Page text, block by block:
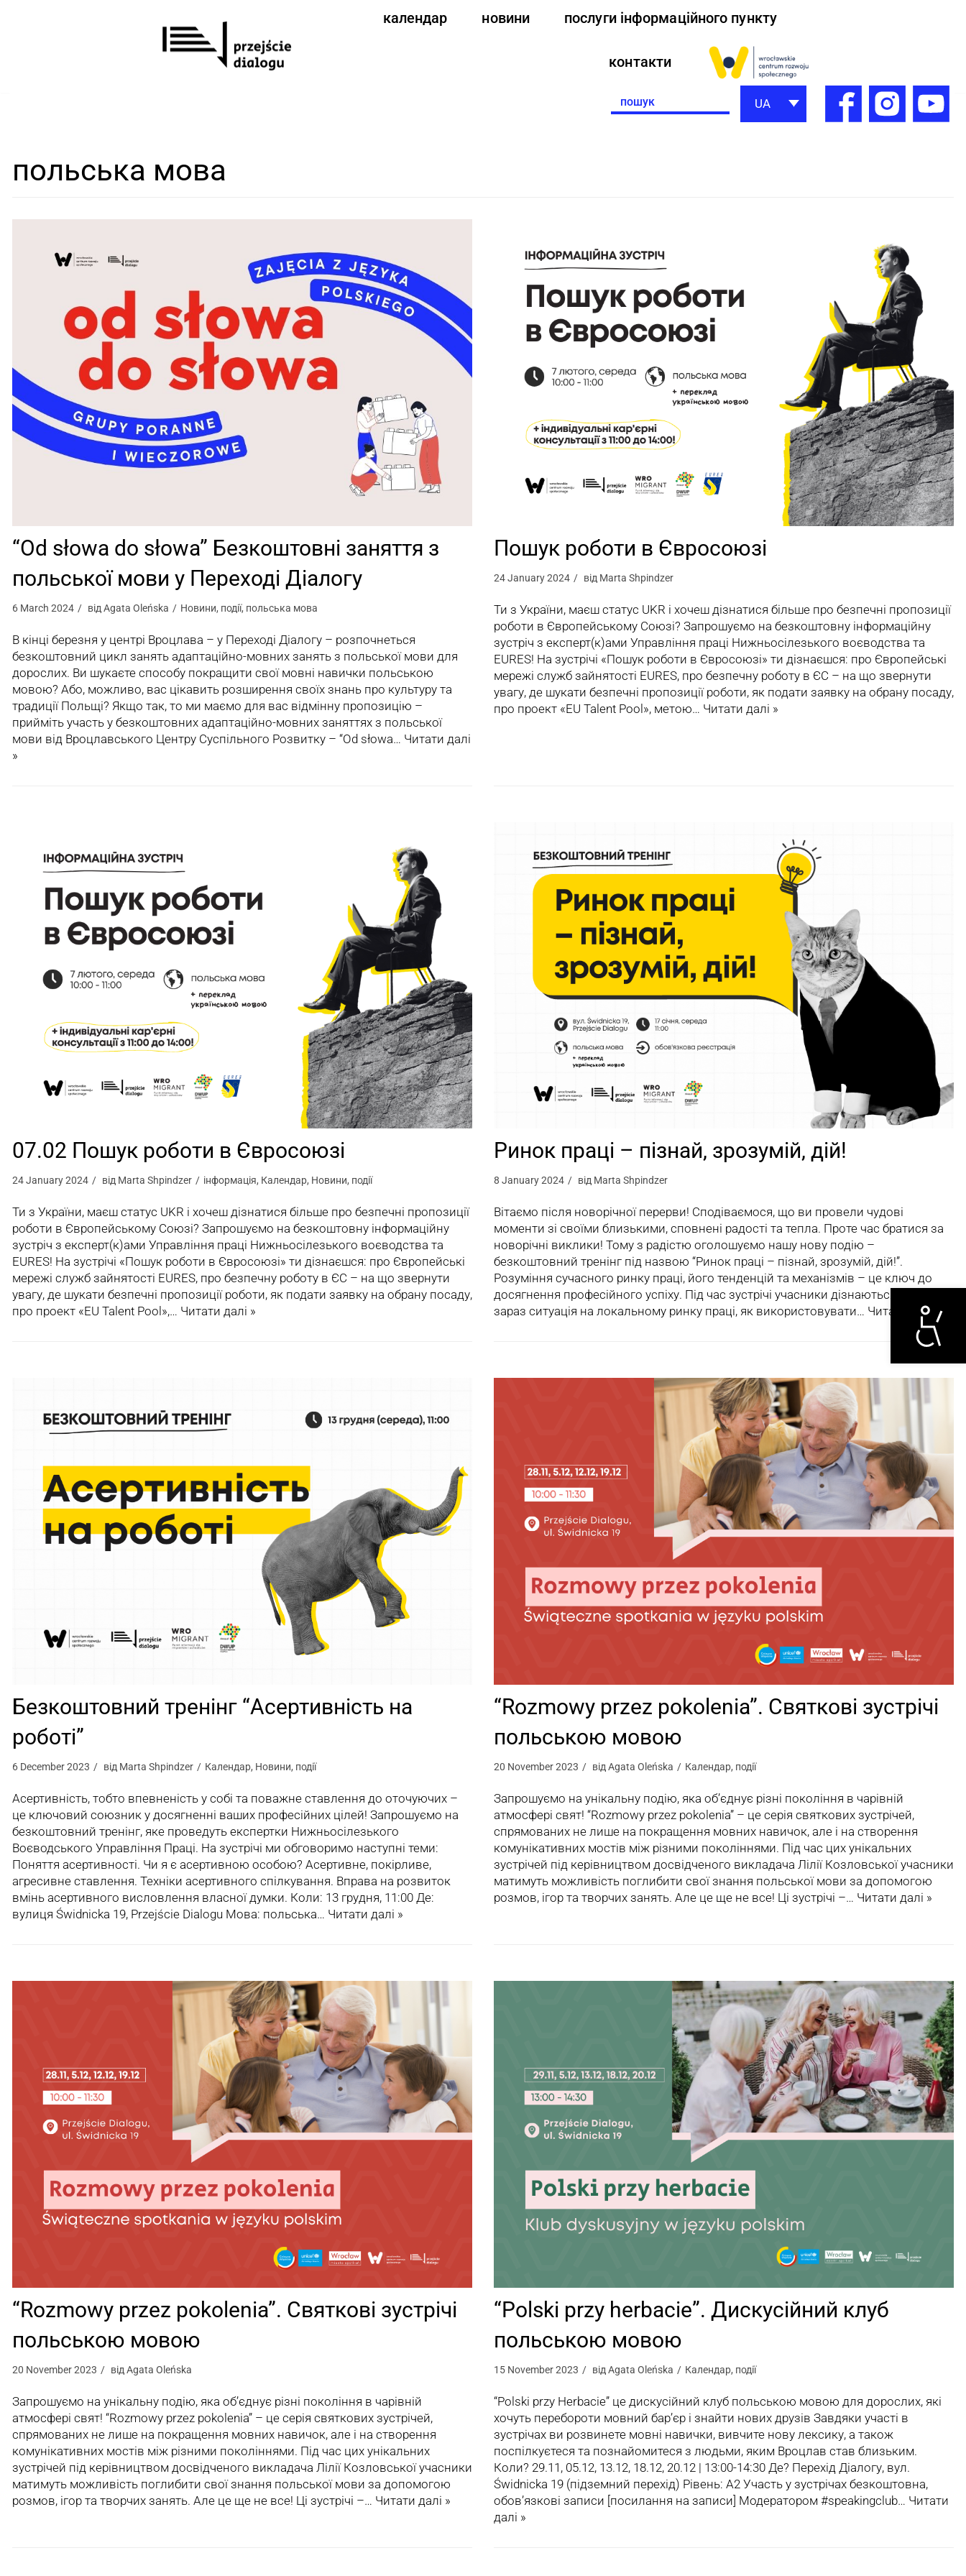
Otwórz
календар новини послуги інформаційного пункту
контакти
Search
for:
UA
польська мова
“Od słowa do słowa” Безкоштовні заняття з
польської мови у Переході Діалогу
6 March 2024 відAgata Oleńska Новини, події, польська мова
В кінці березня у центрі Вроцлава – у Переході Діалогу – розпочнеться
безкоштовний цикл занять адаптаційно-мовних занять з польської мови для
дорослих. Ви шукаєте способу покращити свої мовні навички польською
мовою? Або, можливо, вас цікавить розширення своїх знань про культуру та
традиції Польщі? Якщо так, то ми маємо для вас відмінну пропозицію –
прийміть участь у безкоштовних адаптаційно-мовних заняттях з польської
мови від Вроцлавського Центру Суспільного Розвитку – “Od słowa… Читати далі
»
Пошук роботи в Євросоюзі
24 January 2024 від Marta Shpindzer
Ти з України, маєш статус UKR і хочеш дізнатися більше про безпечні пропозиції
роботи в Європейському Союзі? Запрошуємо на безкоштовну інформаційну
зустріч з експерт(к)ами Управління праці Нижньосілезького воєводства та
EURES! На зустрічі «Пошук роботи в Євросоюзі» ти дізнаєшся: про Європейські
мережі служб зайнятості EURES, про безпечну роботу в ЄС – на що звернути
увагу, де шукати безпечні пропозиції роботи, як подати заявку на обрану посаду,
про проект «EU Talent Pool», метою… Читати далі »
07.02 Пошук роботи в Євросоюзі
24 January 2024 від Marta Shpindzer інформація, Календар, Новини, події
Ти з України, маєш статус UKR і хочеш дізнатися більше про безпечні пропозиції
роботи в Європейському Союзі? Запрошуємо на безкоштовну інформаційну
зустріч з експерт(к)ами Управління праці Нижньосілезького воєводства та
EURES! На зустрічі «Пошук роботи в Євросоюзі» ти дізнаєшся: про Європейські
мережі служб зайнятості EURES, про безпечну роботу в ЄС – на що звернути
увагу, де шукати безпечні пропозиції роботи, як подати заявку на обрану посаду,
про проект «EU Talent Pool»,… Читати далі »
Ринок праці – пізнай, зрозумій, дій!
8 January 2024 від Marta Shpindzer
Вітаємо після новорічної перерви! Сподіваємося, що ви провели чудові
моменти зі своїми близькими, сповнені радості та тепла. Проте час братися за
новорічні виклики! Тому з радістю оголошуємо нашу нову подію –
безкоштовний тренінг під назвою “Ринок праці – пізнай, зрозумій, дій!”.
Розуміння сучасного ринку праці, його тенденцій та механізмів – це ключ до
досягнення професійного успіху. Під час зустрічі учасники дізнаються: яка
зараз ситуація на локальному ринку праці, як використовувати… Читати далі »
Безкоштовний тренінг “Асертивність на
роботі”
6 December 2023 від Marta Shpindzer Календар, Новини, події
Асертивність, тобто впевненість у собі та поважне ставлення до оточуючих –
це ключовий союзник у досягненні ваших професійних цілей! Запрошуємо на
безкоштовний тренінг, яке проведуть експертки Нижньосілезького
Воєводського Управління Праці. На зустрічі ми обговоримо наступні теми:
Поняття асертивності. Чи я є асертивною особою? Асертивне, покірливе,
агресивне ставлення. Техніки асертивного спілкування. Вправа на розвиток
вмінь асертивного висловлення власної думки. Коли: 13 грудня, 11:00 Де:
вулиця Świdnicka 19, Przejście Dialogu Мова: польська… Читати далі »
“Rozmowy przez pokolenia”. Святкові зустрічі
польською мовою
20 November 2023 відAgata Oleńska Календар, події
Запрошуємо на унікальну подію, яка об’єднує різні покоління в чарівній
атмосфері свят! “Rozmowy przez pokolenia” – це серія святкових зустрічей,
спрямованих не лише на покращення мовних навичок, але і на створення
комунікативних мостів між різними поколіннями. Під час цих унікальних
зустрічей під керівництвом досвідченого викладача Лілії Козловської учасники
матимуть можливість поглибити свої знання польської мови за допомогою
розмов, ігор та творчих занять. Але це ще не все! Ці зустрічі –… Читати далі »
“Rozmowy przez pokolenia”. Святкові зустрічі
польською мовою
20 November 2023 відAgata Oleńska
Запрошуємо на унікальну подію, яка об’єднує різні покоління в чарівній
атмосфері свят! “Rozmowy przez pokolenia” – це серія святкових зустрічей,
спрямованих не лише на покращення мовних навичок, але і на створення
комунікативних мостів між різними поколіннями. Під час цих унікальних
зустрічей під керівництвом досвідченого викладача Лілії Козловської учасники
матимуть можливість поглибити свої знання польської мови за допомогою
розмов, ігор та творчих занять. Але це ще не все! Ці зустрічі –… Читати далі »
“Polski przy herbacie”. Дискусійний клуб
польською мовою
15 November 2023 відAgata Oleńska Календар, події
“Polski przy Herbacie” це дискусійний клуб польською мовою для дорослих, які
хочуть перебороти мовний бар’єр і знайти нових друзів Завдяки участі в
зустрічах ви розвинете мовні навички, вивчите нову лексику, а також
поспілкуєтеся та познайомитеся з людьми, яким Вроцлав став близьким.
Коли? 29.11, 05.12, 13.12, 18.12, 20.12 | 13:00-14:30 Де? Перехід Діалогу, вул.
Świdnicka 19 (підземний перехід) Рівень: A2 Участь у зустрічах безкоштовна,
обов’язкові записи [посилання на записи] Модератором #speakingclub… Читати
далі »